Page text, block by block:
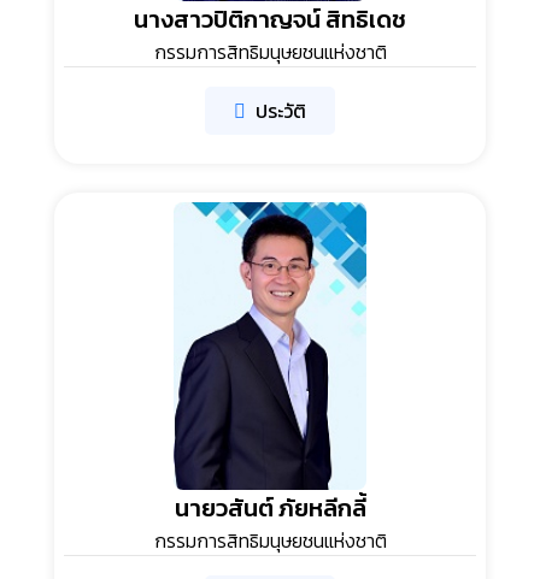
นางสาวปิติกาญจน์ สิทธิเดช
กรรมการสิทธิมนุษยชนแห่งชาติ
ประวัติ
นายวสันต์ ภัยหลีกลี้
กรรมการสิทธิมนุษยชนแห่งชาติ